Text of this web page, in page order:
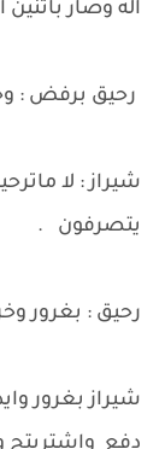
اله وصار باثنين
رحيق برفض :
شيراز : لا
يتصرفون .
رحيق : بغرور
شيراز بغرور
دفع واشتريتج